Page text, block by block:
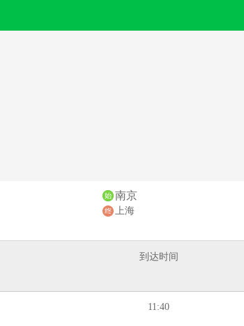
南京
上海
到达时间
11:40